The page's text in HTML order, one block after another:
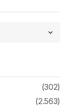
(302)
(2.563)